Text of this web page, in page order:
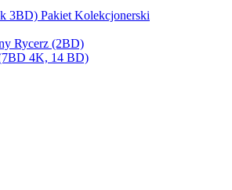
3BD) Pakiet Kolekcjonerski
Rycerz (2BD)
4K, 14 BD)